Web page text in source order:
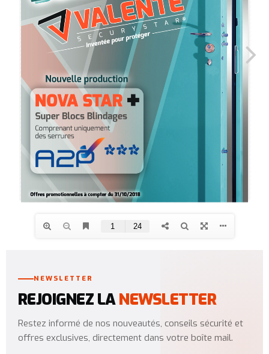
NEWSLETTER
REJOIGNEZ LANEWSLETTER
Restez informé de nos nouveautés, conseils sécurité et
offres exclusives, directement dans votre boîte mail.